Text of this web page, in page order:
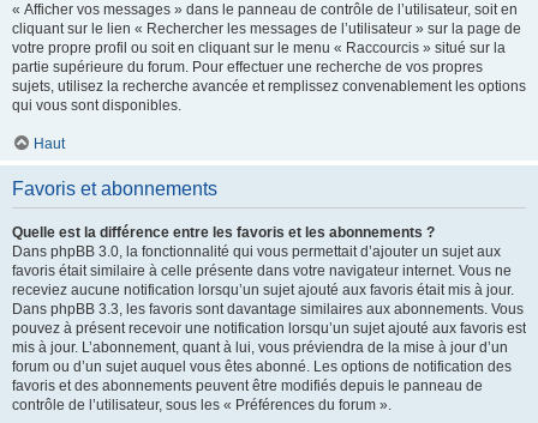
« Afficher vos messages » dans le panneau de contrôle de l’utilisateur, soit en
cliquant sur le lien « Rechercher les messages de l’utilisateur » sur la page de
votre propre profil ou soit en cliquant sur le menu « Raccourcis » situé sur la
partie supérieure du forum. Pour effectuer une recherche de vos propres
sujets, utilisez la recherche avancée et remplissez convenablement les options
qui vous sont disponibles.
Haut
Favoris et abonnements
Quelle est la différence entre les favoris et les abonnements ?
Dans phpBB 3.0, la fonctionnalité qui vous permettait d’ajouter un sujet aux
favoris était similaire à celle présente dans votre navigateur internet. Vous ne
receviez aucune notification lorsqu’un sujet ajouté aux favoris était mis à jour.
Dans phpBB 3.3, les favoris sont davantage similaires aux abonnements. Vous
pouvez à présent recevoir une notification lorsqu’un sujet ajouté aux favoris est
mis à jour. L’abonnement, quant à lui, vous préviendra de la mise à jour d’un
forum ou d’un sujet auquel vous êtes abonné. Les options de notification des
favoris et des abonnements peuvent être modifiés depuis le panneau de
contrôle de l’utilisateur, sous les « Préférences du forum ».